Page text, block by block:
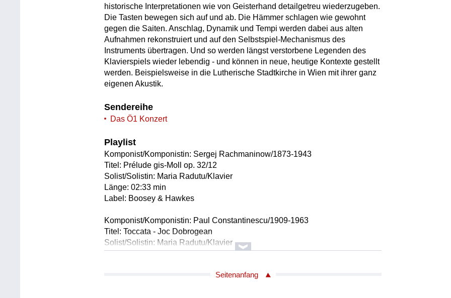
historische Interpretationen wie von Geisterhand detailgetreu wiederzugeben.
Die Tasten bewegen sich auf und ab. Die Hämmer schlagen wie gewohnt
gegen die Saiten. Anschlag, Dynamik und Tempi werden dabei aus alten
Aufnahmen rekonstruiert und auf den Selbstspiel-Mechanismus des
Instruments übertragen. Und so werden längst verstorbene Legenden des
Klavierspiels wieder lebendig - und können in neue, heutige Kontexte gestellt
werden. Beispielsweise in die Lutherische Stadtkirche in Wien mit ihrer ganz
eigenen Akustik.
Sendereihe
Das Ö1 Konzert
Playlist
Komponist/Komponistin: Sergej Rachmaninow/1873-1943
Titel: Prélude gis-Moll op. 32/12
Solist/Solistin: Maria Radutu/Klavier
Länge: 02:33 min
Label: Boosey & Hawkes
Komponist/Komponistin: Paul Constantinescu/1909-1963
Titel: Toccata - Joc Dobrogean
Solist/Solistin: Maria Radutu/Klavier
Länge: 03:50 min
Seitenanfang